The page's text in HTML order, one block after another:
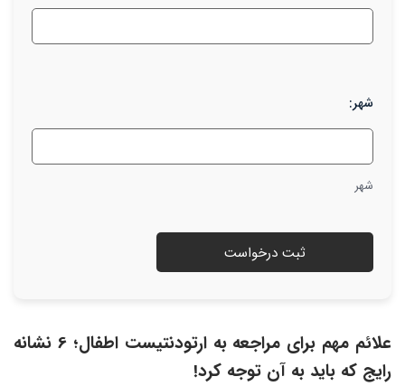
شهر:
شهر
علائم مهم برای مراجعه به ارتودنتیست اطفال؛ 6 نشانه
رایج که باید به آن توجه کرد!